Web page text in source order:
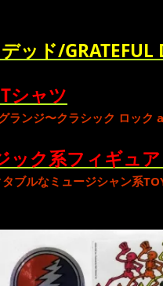
ッド/GRATEFUL
シャツ
ランジ〜クラシック ロック
ック系フィギュ
ブルなミュージシャン系